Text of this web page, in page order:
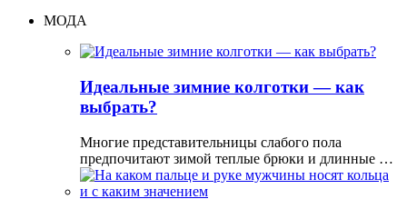
МОДА
Идеальные зимние колготки — как
выбрать?
Многие представительницы слабого пола
предпочитают зимой теплые брюки и длинные …